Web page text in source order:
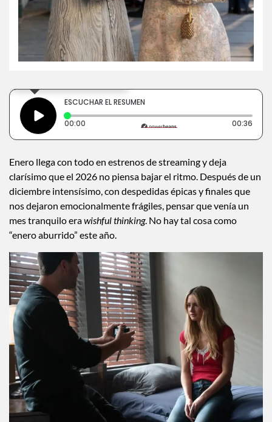
ESCUCHAR EL RESUMEN
00:00 Tiempo transcurrido: 0 segundos 00:36
Enero llega con todo en estrenos de streaming y deja
clarísimo que el 2026 no piensa bajar el ritmo. Después de un
diciembre intensísimo, con despedidas épicas y finales que
nos dejaron emocionalmente frágiles, pensar que venía un
mes tranquilo erawishful thinking. No hay tal cosa como
“enero aburrido” este año.